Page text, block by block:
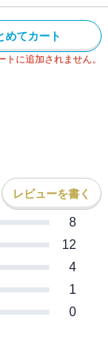
めてカート
に追加されません。
レビューを書く
8
12
4
1
0